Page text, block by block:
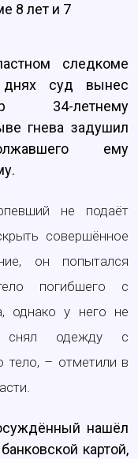
8 лет и 7
следкоме
суд вынес
34-летнему
гнева задушил
ему
не подаёт
совершённое
он попытался
погибшего с
однако у него не
снял одежду с
тело, – отметили в
нашёл
картой,